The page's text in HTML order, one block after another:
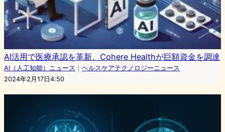
AI活用で医療承認を革新、Cohere Healthが巨額資金を調達
AI（人工知能）ニュース ｜ ヘルスケアテクノロジーニュース
2024年2月17日4:50